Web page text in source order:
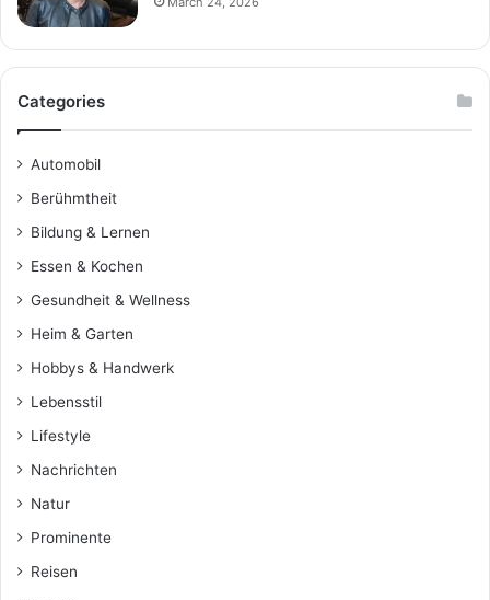
Categories
Automobil
Berühmtheit
Bildung & Lernen
Essen & Kochen
Gesundheit & Wellness
Heim & Garten
Hobbys & Handwerk
Lebensstil
Lifestyle
Nachrichten
Natur
Prominente
Reisen